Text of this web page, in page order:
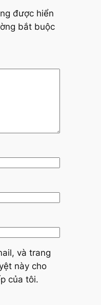
được hiển
bắt buộc
và trang
này cho
của tôi.